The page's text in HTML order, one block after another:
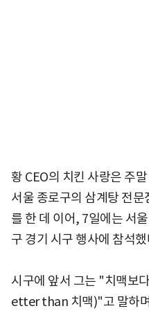
황 CEO의 치킨 사랑은 주
서울 종로구의 삼계탕 전
를 한 데 이어, 7일에는 서
구 경기 시구 행사에 참석
시구에 앞서 그는 "치맥보
etter than 치맥)"고 말하